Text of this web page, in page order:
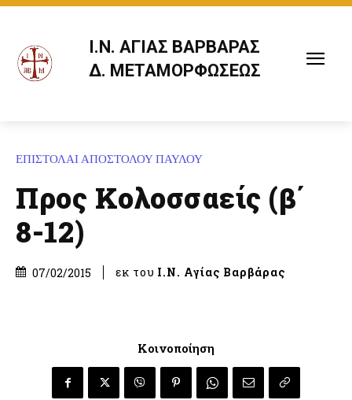
Ι.Ν. ΑΓΙΑΣ ΒΑΡΒΑΡΑΣ
Δ. ΜΕΤΑΜΟΡΦΩΣΕΩΣ
ΕΠΙΣΤΟΛΑΙ ΑΠΟΣΤΟΛΟΥ ΠΑΥΛΟΥ
Προς Κολοσσαείς (β΄
8-12)
07/02/2015 εκ του Ι.Ν. Αγίας Βαρβάρας
Κοινοποίηση